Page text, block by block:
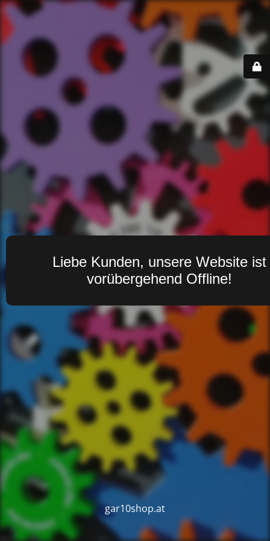
Liebe Kunden, unsere Website ist
vorübergehend Offline!
gar10shop.at